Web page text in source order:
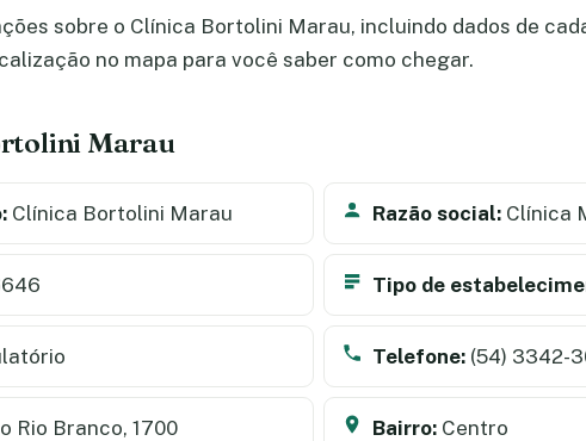
sobre o Clínica Bortolini Marau, incluindo dados de
no mapa para você saber como chegar.
Marau
Clínica Bortolini Marau Razão social: Clínica
Tipo de
Telefone: (54) 3342-
Rio Branco, 1700 Bairro: Centro